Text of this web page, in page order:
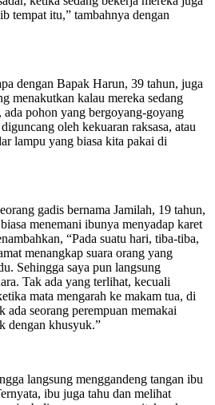
tempat itu,” tambahnya dengan
dengan Bapak Harun, 39 tahun, juga
menakutkan kalau mereka sedang
ada pohon yang bergoyang-goyang
oleh kekuaran raksasa, atau
lampu yang biasa kita pakai di
gadis bernama Jamilah, 19 tahun,
menemani ibunya menyadap karet
“Pada suatu hari, tiba-tiba,
menangkap suara orang yang
Sehingga saya pun langsung
Tak ada yang terlihat, kecuali
mata mengarah ke makam tua, di
ada seorang perempuan memakai
dengan khusyuk.”
langsung menggandeng tangan ibu
ibu juga tahu dan melihat